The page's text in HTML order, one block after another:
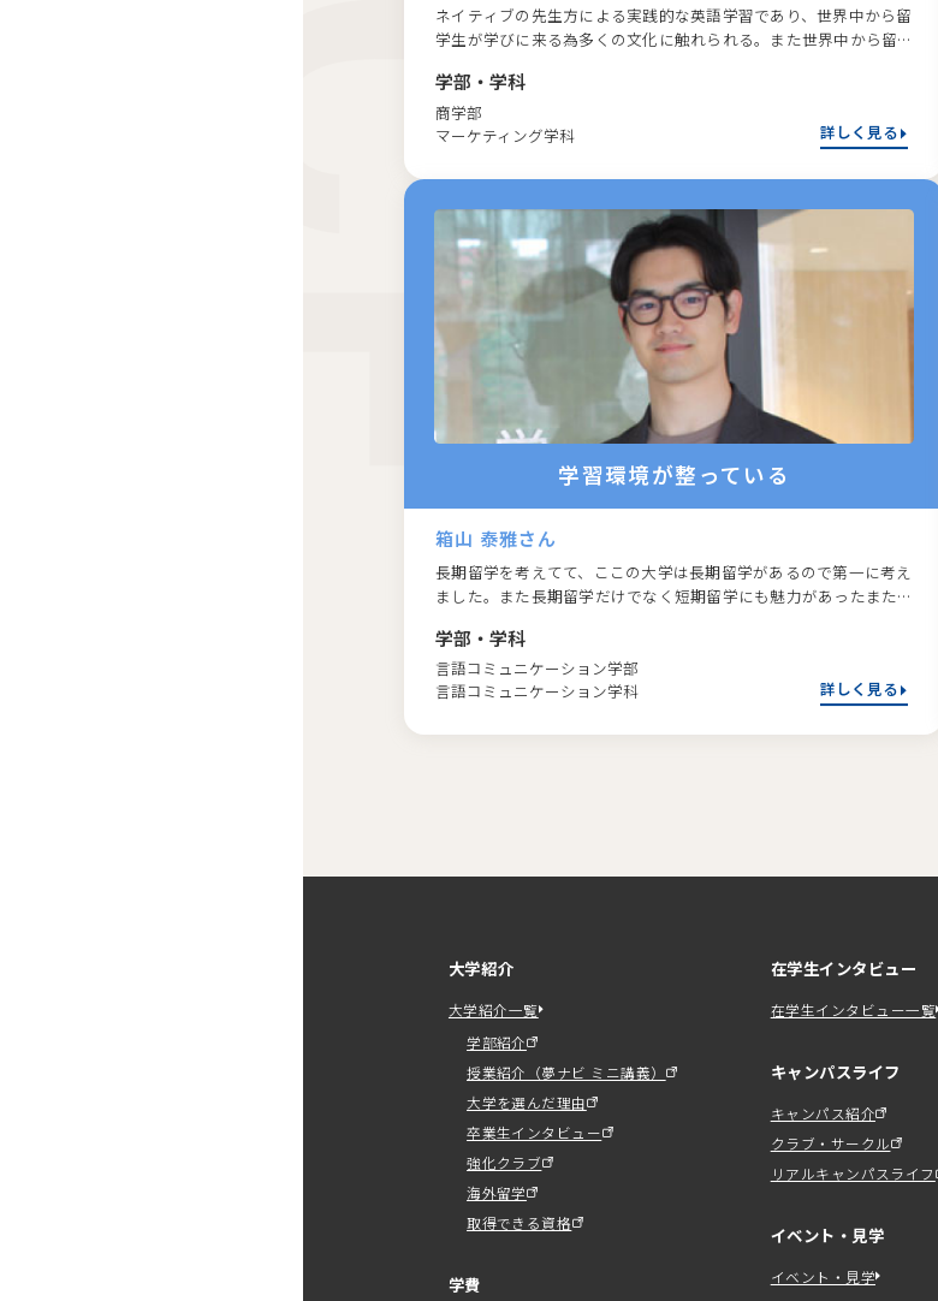
ネイティブの先生方による実践的な英語学習であり、世界中から留
学生が学びに来る為多くの文化に触れられる。また世界中から留
学部・学科
商学部
マーケティング学科
詳しく見る
学習環境が整っている
箱山 泰雅さん
長期留学を考えてて、ここの大学は長期留学があるので第一に考え
ました。また長期留学だけでなく短期留学にも魅力があったまた
学部・学科
言語コミュニケーション学部
言語コミュニケーション学科
詳しく見る
大学紹介
大学紹介一覧
学部紹介
授業紹介（夢ナビ ミニ講義）
大学を選んだ理由
卒業生インタビュー
強化クラブ
海外留学
取得できる資格
学費
在学生インタビュー
在学生インタビュー一覧
キャンパスライフ
キャンパス紹介
クラブ・サークル
リアルキャンパスライフ
イベント・見学
イベント・見学